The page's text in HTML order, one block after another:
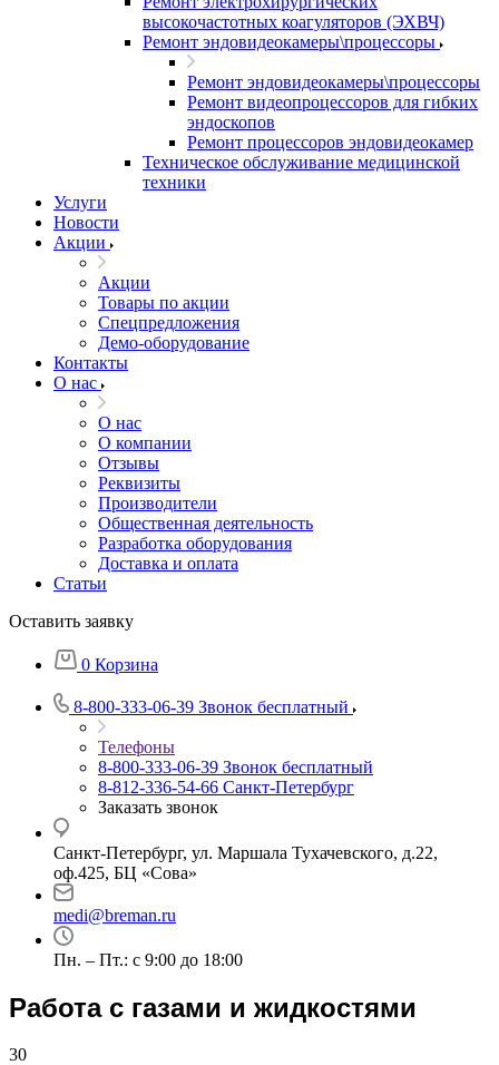
высокочастотных коагуляторов (ЭХВЧ)
Ремонт эндовидеокамеры\процессоры
Ремонт эндовидеокамеры\процессоры
Ремонт видеопроцессоров для гибких
эндоскопов
Ремонт процессоров эндовидеокамер
Техническое обслуживание медицинской
техники
Услуги
Новости
Акции
Акции
Товары по акции
Спецпредложения
Демо-оборудование
Контакты
О нас
О нас
О компании
Отзывы
Реквизиты
Производители
Общественная деятельность
Разработка оборудования
Доставка и оплата
Статьи
Оставить заявку
0 Корзина
8-800-333-06-39 Звонок бесплатный
Телефоны
8-800-333-06-39 Звонок бесплатный
8-812-336-54-66 Санкт-Петербург
Заказать звонок
Санкт-Петербург, ул. Маршала Тухачевского, д.22,
оф.425, БЦ «Сова»
medi@breman.ru
Пн. – Пт.: с 9:00 до 18:00
Работа с газами и жидкостями
30